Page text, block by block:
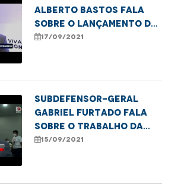
Alberto Bastos fala
sobre o lançamento do
Programa Dívida Zero
17/09/2021
Subdefensor-geral
Gabriel furtado fala
sobre o trabalho da
Campanha de Combate a
15/09/2021